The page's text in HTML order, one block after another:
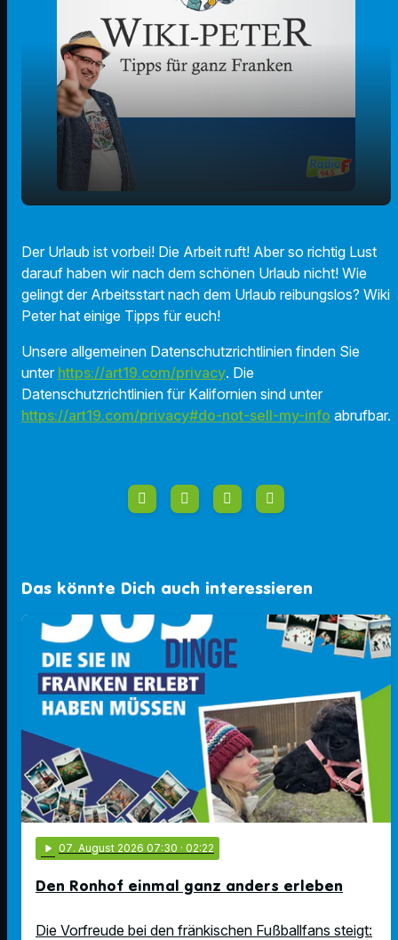
play_arrow
00:00 01:13
Der Urlaub ist vorbei! Die Arbeit ruft! Aber so richtig Lust
darauf haben wir nach dem schönen Urlaub nicht! Wie
gelingt der Arbeitsstart nach dem Urlaub reibungslos? Wiki
Peter hat einige Tipps für euch!
Unsere allgemeinen Datenschutzrichtlinien finden Sie
unter https://art19.com/privacy. Die
Datenschutzrichtlinien für Kalifornien sind unter
https://art19.com/privacy#do-not-sell-my-info abrufbar.
Das könnte Dich auch interessieren
play_arrow 07. August 2026 07:30 · 02:22
Den Ronhof einmal ganz anders erleben
Die Vorfreude bei den fränkischen Fußballfans steigt: